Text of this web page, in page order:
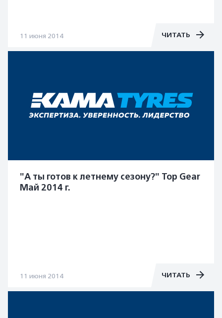
11 июня 2014 ЧИТАТЬ
"А ты готов к летнему сезону?" Top Gear
Май 2014 г.
11 июня 2014 ЧИТАТЬ